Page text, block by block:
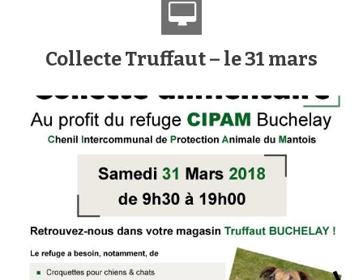
Collecte Truffaut – le 31 mars